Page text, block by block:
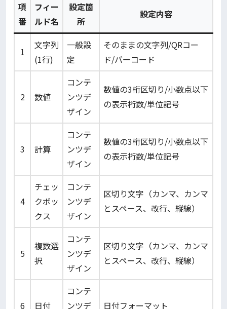
項
番
フィー
ルド名
設定箇
所
設定内容
1
文字列
(1行)
一般設
定
そのままの文字列/QRコー
ド/バーコード
2 数値
コンテ
ンツデ
ザイン
数値の3桁区切り/小数点以下
の表示桁数/単位記号
3 計算
コンテ
ンツデ
ザイン
数値の3桁区切り/小数点以下
の表示桁数/単位記号
4
チェッ
クボッ
クス
コンテ
ンツデ
ザイン
区切り文字（カンマ、カンマ
とスペース、改行、縦線）
5
複数選
択
コンテ
ンツデ
ザイン
区切り文字（カンマ、カンマ
とスペース、改行、縦線）
6 日付
コンテ
ンツデ
日付フォーマット